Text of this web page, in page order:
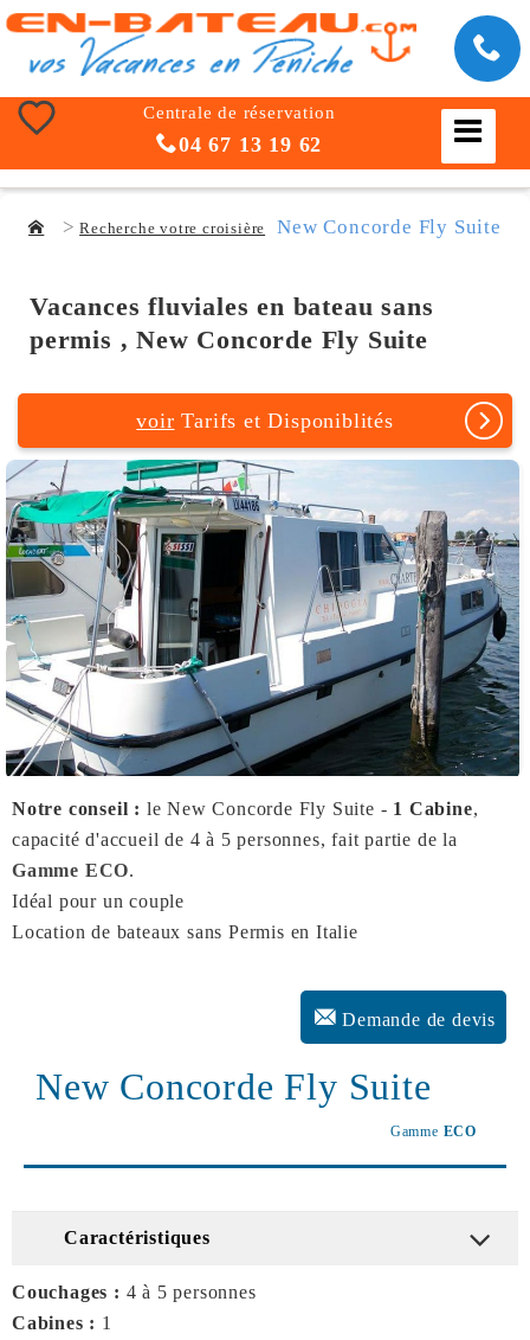
Centrale de réservation
04 67 13 19 62
Recherche votre croisière New Concorde Fly Suite
Vacances fluviales en bateau sans
permis , New Concorde Fly Suite
voir Tarifs et Disponiblités
Notre conseil : le New Concorde Fly Suite - 1 Cabine,
capacité d'accueil de 4 à 5 personnes, fait partie de la
Gamme ECO.
Idéal pour un couple
Location de bateaux sans Permis en Italie
Demande de devis
New Concorde Fly Suite
Gamme ECO
Caractéristiques
Couchages : 4 à 5 personnes
Cabines : 1